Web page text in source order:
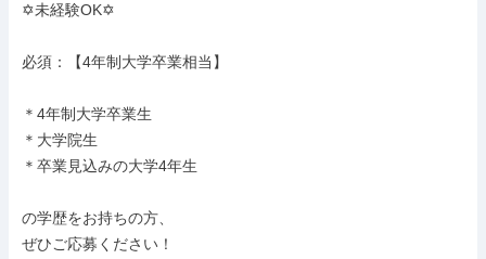
✡️未経験OK✡️
必須：【4年制大学卒業相当】
＊4年制大学卒業生
＊大学院生
＊卒業見込みの大学4年生
の学歴をお持ちの方、
ぜひご応募ください！